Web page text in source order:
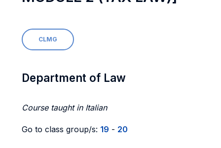
CLMG
Department of Law
Course taught in Italian
Go to class group/s: 19 - 20